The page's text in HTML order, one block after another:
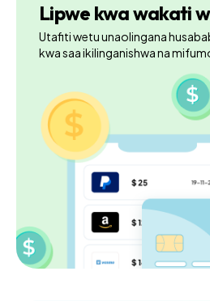
Lipwe kwa wakati
Utafiti wetu unaolingana
kwa saa ikilinganishwa na